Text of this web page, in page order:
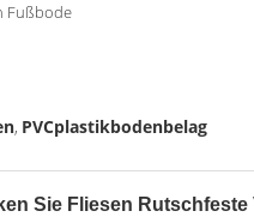
Fußbode
, PVCplastikbodenbelag
Sie Fliesen